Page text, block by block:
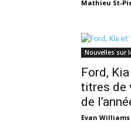
Mathieu St-
Nouvelles sur
Ford,
titres de
de
Evan Williams